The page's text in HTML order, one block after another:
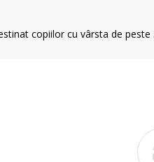
copiilor cu vârsta de peste